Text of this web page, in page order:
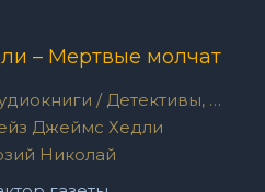
– Мертвые молчат
/ Детективы, триллеры
Джеймс Хедли
Николай